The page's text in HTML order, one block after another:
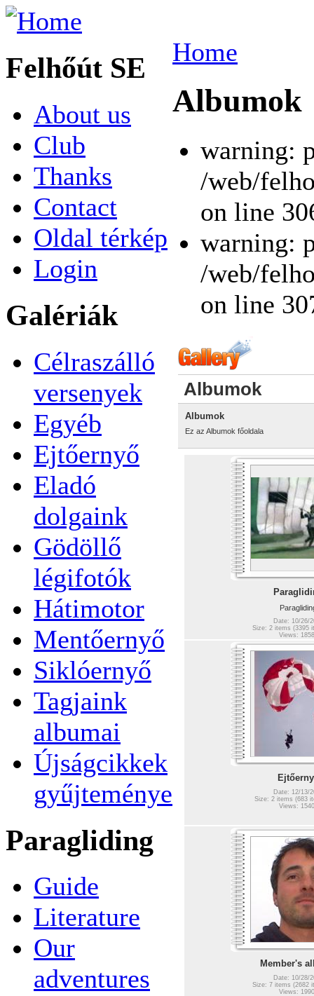
Felhőút SE
About us
Club
Thanks
Contact
Oldal térkép
Login
Galériák
Célraszálló
versenyek
Egyéb
Ejtőernyő
Eladó
dolgaink
Gödöllő
légifotók
Hátimotor
Mentőernyő
Siklóernyő
Tagjaink
albumai
Újságcikkek
gyűjteménye
Paragliding
Guide
Literature
Our
adventures
Home
Albumok
warning:
/web/
on line
warning:
/web/
on line
Albumok
Albumok
Ez az Albumok főoldala
Date: 10/26/
Size: 2 items (3395
Views:
Date: 12/13/
Size: 2 items (683
Views:
Member's
Date: 10/28/
Size: 7 items (2682
Views: